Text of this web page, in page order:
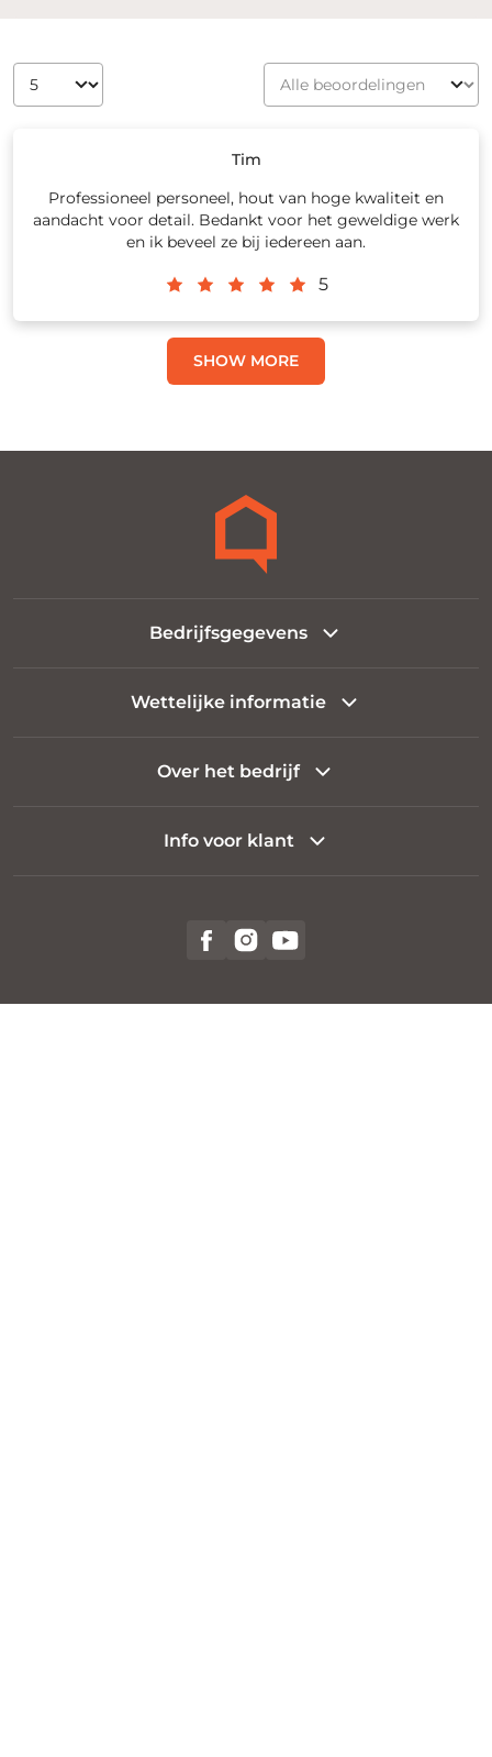
Tim
Professioneel personeel, hout van hoge kwaliteit en
aandacht voor detail. Bedankt voor het geweldige werk
en ik beveel ze bij iedereen aan.
5
SHOW MORE
Bedrijfsgegevens
Wettelijke informatie
Over het bedrijf
Info voor klant